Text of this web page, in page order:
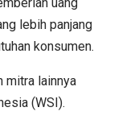
lebih panjang
konsumen.
mitra lainnya
(WSI).